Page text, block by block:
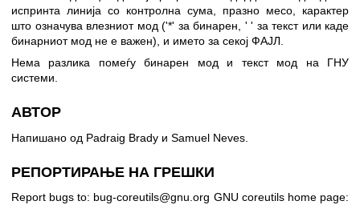
испринта линија со контролна сума, празно месо, карактер
што означува влезниот мод ('*' за бинарен, ' ' за текст или каде
бинарниот мод не е важен), и името за секој ФАЈЛ.
Нема разлика помеѓу бинарен мод и текст мод на ГНУ
системи.
АВТОР
Напишано од Padraig Brady и Samuel Neves.
РЕПОРТИРАЊЕ НА ГРЕШКИ
Report bugs to: bug-coreutils@gnu.org GNU coreutils home page: